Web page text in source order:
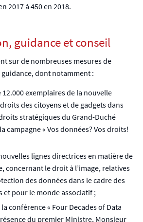
2017 à 450 en 2018.
guidance et conseil
sur de nombreuses mesures de
dont notamment :
exemplaires de la nouvelle
des citoyens et de gadgets dans
stratégiques du Grand-Duché
campagne « Vos données? Vos droits!
lignes directrices en matière de
concernant le droit à l’image, relatives
des données dans le cadre des
et pour le monde associatif ;
conférence « Four Decades of Data
du premier Ministre, Monsieur